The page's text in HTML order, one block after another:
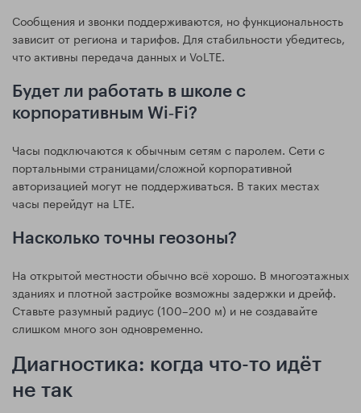
Сообщения и звонки поддерживаются, но функциональность
зависит от региона и тарифов. Для стабильности убедитесь,
что активны передача данных и VoLTE.
Будет ли работать в школе с
корпоративным Wi‑Fi?
Часы подключаются к обычным сетям с паролем. Сети с
портальными страницами/сложной корпоративной
авторизацией могут не поддерживаться. В таких местах
часы перейдут на LTE.
Насколько точны геозоны?
На открытой местности обычно всё хорошо. В многоэтажных
зданиях и плотной застройке возможны задержки и дрейф.
Ставьте разумный радиус (100–200 м) и не создавайте
слишком много зон одновременно.
Диагностика: когда что-то идёт
не так